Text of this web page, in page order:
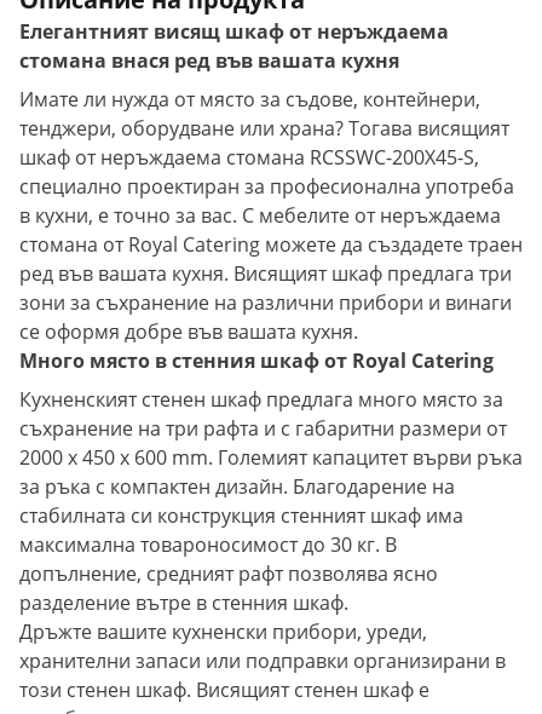
Елегантният висящ шкаф от неръждаема
стомана внася ред във вашата кухня
Имате ли нужда от място за съдове, контейнери,
тенджери, оборудване или храна? Тогава висящият
шкаф от неръждаема стомана RCSSWC-200X45-S,
специално проектиран за професионална употреба
в кухни, е точно за вас. С мебелите от неръждаема
стомана от Royal Catering можете да създадете траен
ред във вашата кухня. Висящият шкаф предлага три
зони за съхранение на различни прибори и винаги
се оформя добре във вашата кухня.
Много място в стенния шкаф от Royal Catering
Кухненският стенен шкаф предлага много място за
съхранение на три рафта и с габаритни размери от
2000 x 450 x 600 mm. Големият капацитет върви ръка
за ръка с компактен дизайн. Благодарение на
стабилната си конструкция стенният шкаф има
максимална товароносимост до 30 кг. В
допълнение, средният рафт позволява ясно
разделение вътре в стенния шкаф.
Дръжте вашите кухненски прибори, уреди,
хранителни запаси или подправки организирани в
този стенен шкаф. Висящият стенен шкаф е